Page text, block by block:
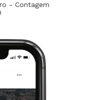
- Contagem